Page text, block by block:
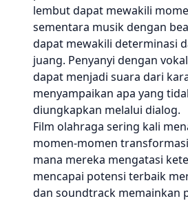
lembut dapat mewakili
sementara musik dengan
dapat mewakili determinasi
juang. Penyanyi dengan
dapat menjadi suara dari
menyampaikan apa yang
diungkapkan melalui dialog.
Film olahraga sering kali
momen-momen
mana mereka mengatasi
mencapai potensi terbaik
dan soundtrack memainkan